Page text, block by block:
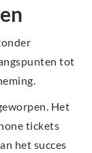
tot
Het
tickets
het succes